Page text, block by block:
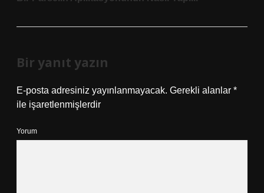
Bir yanıt yazın
E-posta adresiniz yayınlanmayacak. Gerekli alanlar *
ile işaretlenmişlerdir
Yorum